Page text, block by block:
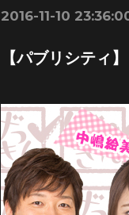
2016-11-10
【パブリシティ